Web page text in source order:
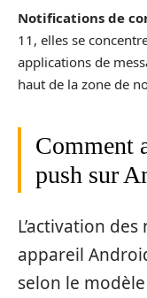
Notifications de
11, elles se
applications de
haut de la zone de
Comment
push sur
L’activation
appareil
selon le